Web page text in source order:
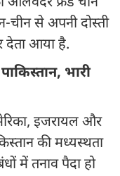
चीन से अपनी दोस्ती
देता आया है.
भारी
इजरायल और
की मध्यस्थता
में तनाव पैदा हो